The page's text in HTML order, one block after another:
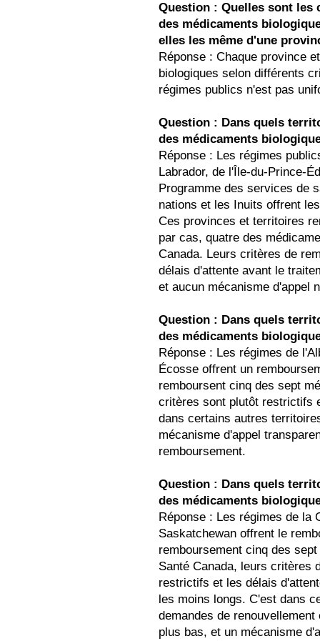
Question : Quelles sont les
des médicaments
elles les même d'une
Réponse : Chaque province
biologiques selon différents
régimes publics n'est pas
Question : Dans quels
des médicaments
Réponse : Les régimes
Labrador, de l'Île-du-Prince-
Programme des services de
nations et les Inuits offrent
Ces provinces et territoires
par cas, quatre des
Canada. Leurs critères de
délais d'attente avant le
et aucun mécanisme d'appel
Question : Dans quels
des médicaments
Réponse : Les régimes de
Écosse offrent un
remboursent cinq des sept
critères sont plutôt restrictifs
dans certains autres
mécanisme d'appel
remboursement.
Question : Dans quels
des médicaments
Réponse : Les régimes de la
Saskatchewan offrent le
remboursement cinq des
Santé Canada, leurs critères
restrictifs et les délais
les moins longs. C'est dans
demandes de
plus bas, et un mécanisme